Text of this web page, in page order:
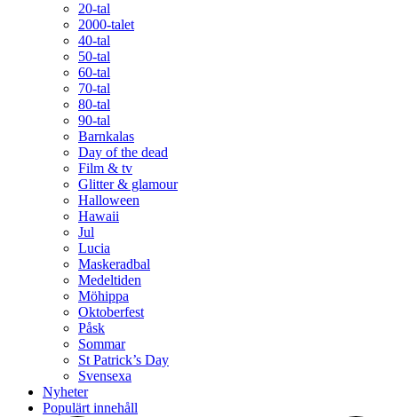
20-tal
2000-talet
40-tal
50-tal
60-tal
70-tal
80-tal
90-tal
Barnkalas
Day of the dead
Film & tv
Glitter & glamour
Halloween
Hawaii
Jul
Lucia
Maskeradbal
Medeltiden
Möhippa
Oktoberfest
Påsk
Sommar
St Patrick’s Day
Svensexa
Nyheter
Populärt innehåll